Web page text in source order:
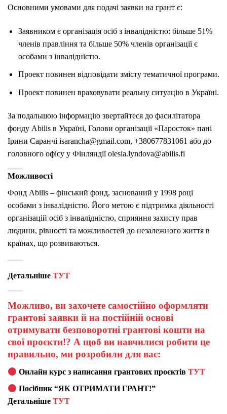
Основними умовами для подачі заявки на грант є:
Заявником є організація осіб з інвалідністю: більше 51%
членів правління та більше 50% членів організації є
особами з інвалідністю.
Проект повинен відповідати змісту тематичної програми.
Проект повинен враховувати реальну ситуацію в Україні.
За подальшою інформацію звертайтеся до фасилітатора
фонду Abilis в Україні, Голови організації «Паросток» пані
Ірини Саранчі isarancha@gmail.com, +380677831061 або до
головного офісу у Фінляндії olesia.lyndova@abilis.fi
Можливості
Фонд Abilis – фінський фонд, заснований у 1998 році
особами з інвалідністю. Його метою є підтримка діяльності
організацій осіб з інвалідністю, сприяння захисту прав
людини, рівності та можливостей до незалежного життя в
країнах, що розвиваються.
Детальніше ТУТ
Можливо, ви захочете самостійно оформляти
грантові заявки й на постійній основі
отримувати безповоротні грантові кошти на
свої проєкти!? А щоб ви навчилися робити це
правильно, ми розробили для вас:
Онлайн курс з написання грантових проєктівТУТ
Посібник “ЯК ОТРИМАТИ ГРАНТ!”
Детальніше ТУТ